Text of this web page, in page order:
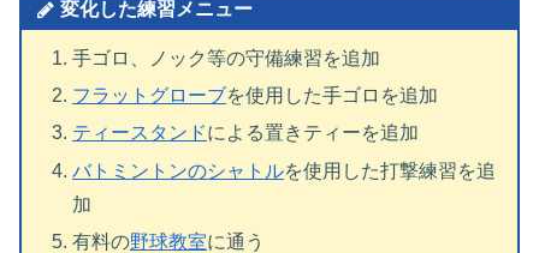
変化した練習メニュー
手ゴロ、ノック等の守備練習を追加
フラットグローブを使用した手ゴロを追加
ティースタンドによる置きティーを追加
バトミントンのシャトルを使用した打撃練習を追
加
有料の野球教室に通う